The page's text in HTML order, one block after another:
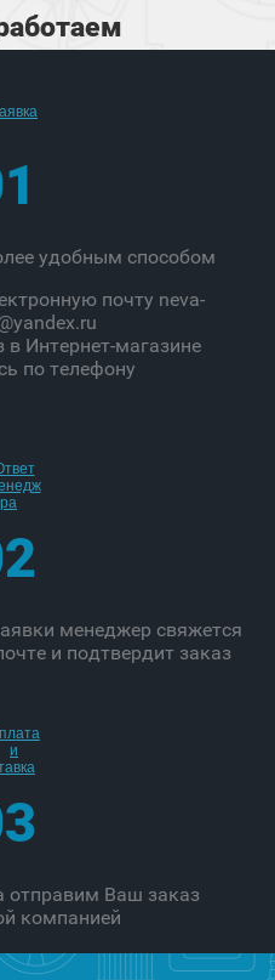
удобным способом
почту neva-
Интернет-магазине
по телефону
менеджер свяжется
и подтвердит заказ
отправим Ваш заказ
компанией